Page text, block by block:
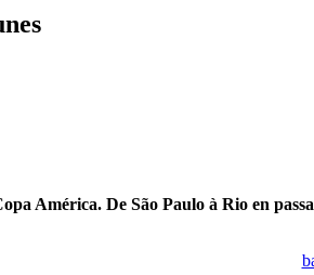
América. De São Paulo à Rio en